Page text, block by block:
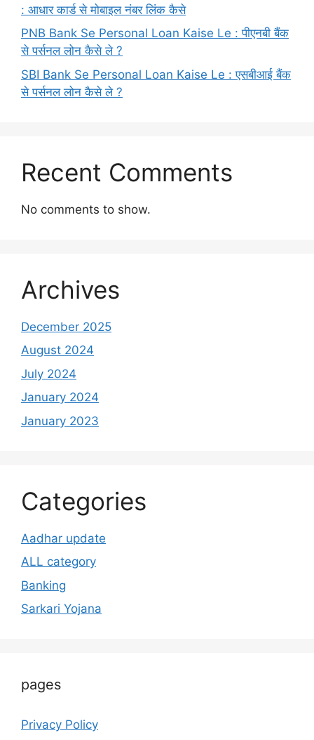
: आधार कार्ड से मोबाइल नंबर लिंक कैसे
PNB Bank Se Personal Loan Kaise Le : पीएनबी बैंक
से पर्सनल लोन कैसे ले ?
SBI Bank Se Personal Loan Kaise Le : एसबीआई बैंक
से पर्सनल लोन कैसे ले ?
Recent Comments
No comments to show.
Archives
December 2025
August 2024
July 2024
January 2024
January 2023
Categories
Aadhar update
ALL category
Banking
Sarkari Yojana
pages
Privacy Policy